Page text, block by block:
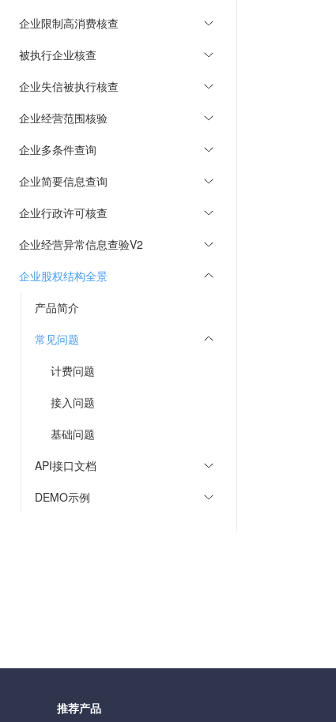
企业限制高消费核查
被执行企业核查
企业失信被执行核查
企业经营范围核验
企业多条件查询
企业简要信息查询
企业行政许可核查
企业经营异常信息查验V2
企业股权结构全景
产品简介
常见问题
计费问题
接入问题
基础问题
API接口文档
DEMO示例
推荐产品